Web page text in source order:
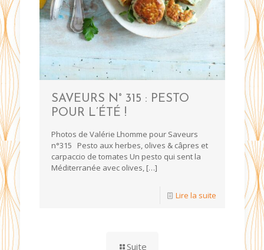
SAVEURS N° 315 : PESTO
POUR L’ÉTÉ !
Photos de Valérie Lhomme pour Saveurs
n°315 Pesto aux herbes, olives & câpres et
carpaccio de tomates Un pesto qui sent la
Méditerranée avec olives, […]
Lire la suite
Suite